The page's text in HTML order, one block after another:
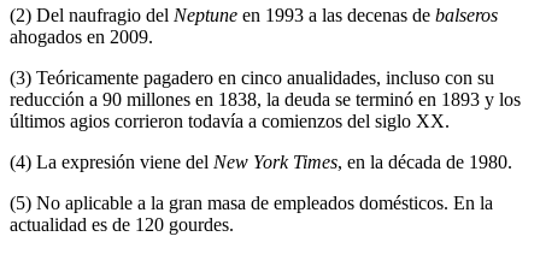
(2) Del naufragio del Neptune en 1993 a las decenas de balseros
ahogados en 2009.
(3) Teóricamente pagadero en cinco anualidades, incluso con su
reducción a 90 millones en 1838, la deuda se terminó en 1893 y los
últimos agios corrieron todavía a comienzos del siglo XX.
(4) La expresión viene del New York Times, en la década de 1980.
(5) No aplicable a la gran masa de empleados domésticos. En la
actualidad es de 120 gourdes.